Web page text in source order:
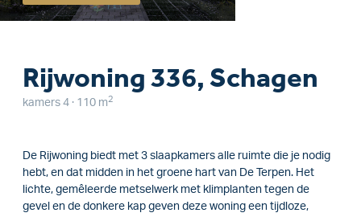
Rijwoning 336, Schagen
kamers 4 · 110 m 2
De Rijwoning biedt met 3 slaapkamers alle ruimte die je nodig
hebt, en dat midden in het groene hart van De Terpen. Het
lichte, gemêleerde metselwerk met klimplanten tegen de
gevel en de donkere kap geven deze woning een tijdloze,